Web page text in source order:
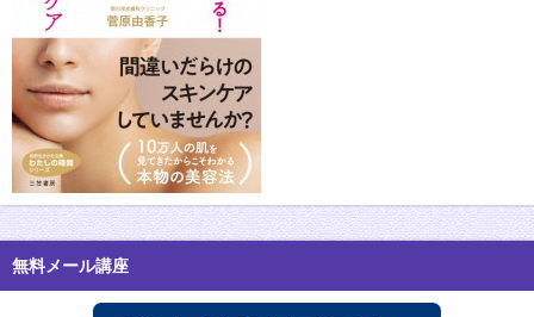
無料メール講座